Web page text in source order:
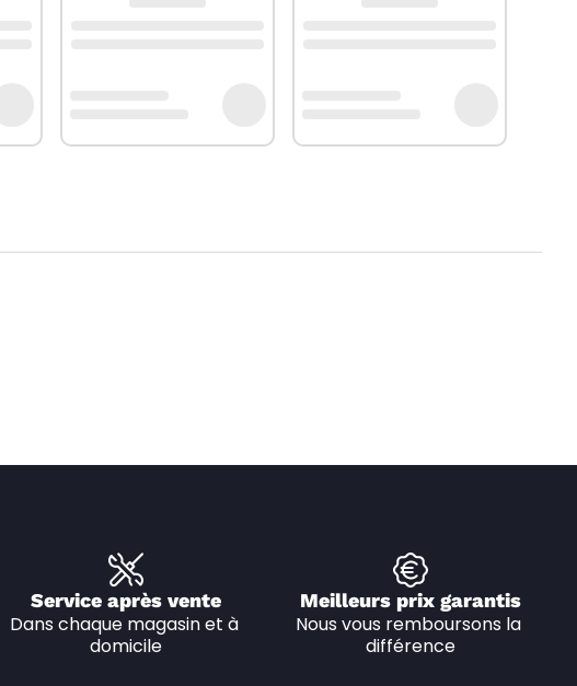
Service après vente
Dans chaque magasin et à
domicile
Meilleurs prix garantis
Nous vous remboursons la
différence